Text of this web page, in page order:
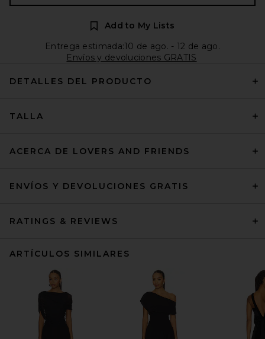
Add to My Lists
Entrega estimada:10 de ago. - 12 de ago.
Envíos y devoluciones GRATIS
DETALLES DEL PRODUCTO
TALLA
ACERCA DE LOVERS AND FRIENDS
ENVÍOS Y DEVOLUCIONES GRATIS
RATINGS & REVIEWS
ARTÍCULOS SIMILARES